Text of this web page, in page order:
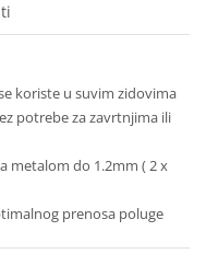
koriste u suvim zidovima
potrebe za zavrtnjima ili
metalom do 1.2mm ( 2 x
prenosa poluge